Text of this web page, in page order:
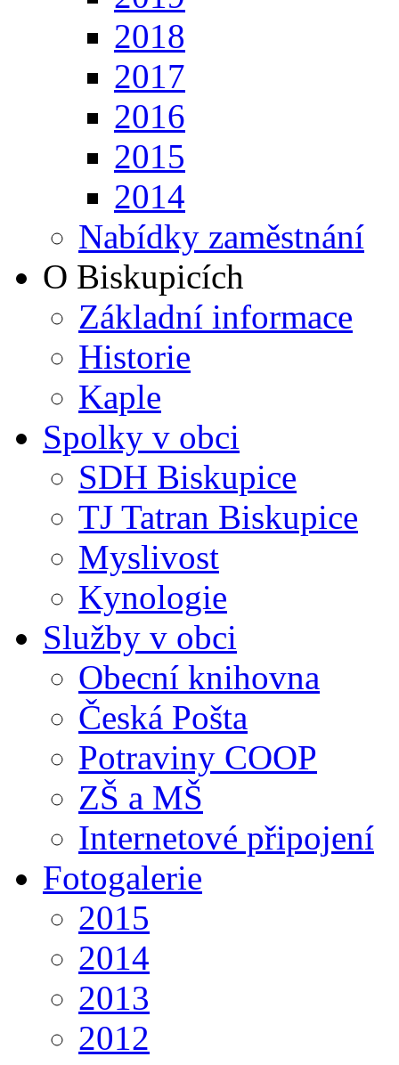
2018
2017
2016
2015
2014
Nabídky zaměstnání
O Biskupicích
Základní informace
Historie
Kaple
Spolky v obci
SDH Biskupice
TJ Tatran Biskupice
Myslivost
Kynologie
Služby v obci
Obecní knihovna
Česká Pošta
Potraviny COOP
ZŠ a MŠ
Internetové připojení
Fotogalerie
2015
2014
2013
2012